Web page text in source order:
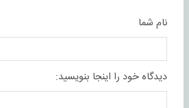
نام شما
دیدگاه خود را اینجا بنویسید: